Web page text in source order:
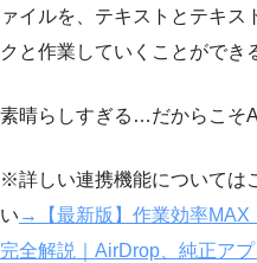
ァイルを、テキストとテキス
クと作業していくことができ
素晴らしすぎる…だからこそ
※詳しい連携機能については
い →【最新版】作業効率MAX
完全解説｜AirDrop、純正ア